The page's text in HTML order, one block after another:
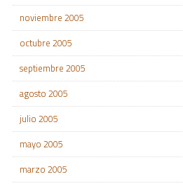
noviembre 2005
octubre 2005
septiembre 2005
agosto 2005
julio 2005
mayo 2005
marzo 2005